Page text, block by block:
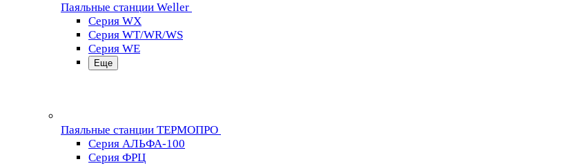
Паяльные станции Weller
Серия WX
Серия WT/WR/WS
Серия WE
Еще
Паяльные станции ТЕРМОПРО
Серия АЛЬФА-100
Серия ФРЦ